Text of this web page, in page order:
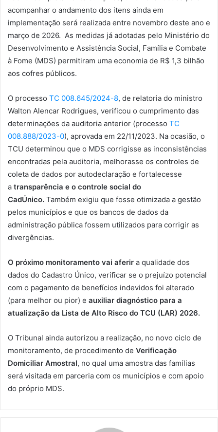
acompanhar o andamento dos itens ainda em
implementação será realizada entre novembro deste ano e
março de 2026. As medidas já adotadas pelo Ministério do
Desenvolvimento e Assistência Social, Família e Combate
à Fome (MDS) permitiram uma economia de R$ 1,3 bilhão
aos cofres públicos.
O processo TC 008.645/2024-8, de relatoria do ministro
Walton Alencar Rodrigues, verificou o cumprimento das
determinações da auditoria anterior (processo TC
008.888/2023-0), aprovada em 22/11/2023. Na ocasião, o
TCU determinou que o MDS corrigisse as inconsistências
encontradas pela auditoria, melhorasse os controles de
coleta de dados por autodeclaração e fortalecesse
a transparência e o controle social do
CadÚnico. Também exigiu que fosse otimizada a gestão
pelos municípios e que os bancos de dados da
administração pública fossem utilizados para corrigir as
divergências.
O próximo monitoramento vai aferir a qualidade dos
dados do Cadastro Único, verificar se o prejuízo potencial
com o pagamento de benefícios indevidos foi alterado
(para melhor ou pior) e auxiliar diagnóstico para a
atualização da Lista de Alto Risco do TCU (LAR) 2026.
O Tribunal ainda autorizou a realização, no novo ciclo de
monitoramento, de procedimento de Verificação
Domiciliar Amostral, no qual uma amostra das famílias
será visitada em parceria com os municípios e com apoio
do próprio MDS.